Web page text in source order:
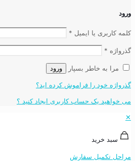
ورود
کلمه کاربری یا ایمیل *
گذرواژه *
مرا به خاطر بسپار ورود
گذرواژه خود را فراموش کرده اید؟
می خواهید یک حساب کاربری ایجاد کنید ؟
✕
سبد خرید
مراحل تکمیل سفارش